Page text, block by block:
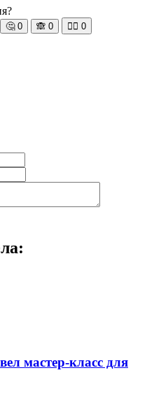
🤔 0 🙈 0 🧘‍♀️ 0
мастер-класс для